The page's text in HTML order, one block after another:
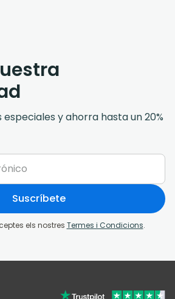
y ahorra hasta un 20%
Suscríbete
els nostres Termes i Condicions.